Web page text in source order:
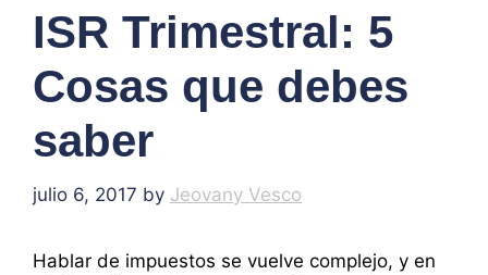
ISR Trimestral: 5
Cosas que debes
saber
julio 6, 2017 by Jeovany Vesco
Hablar de impuestos se vuelve complejo, y en